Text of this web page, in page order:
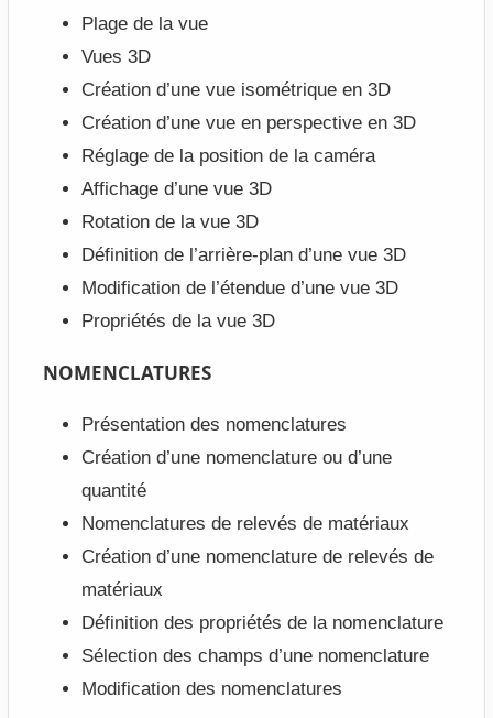
Plage de la vue
Vues 3D
Création d’une vue isométrique en 3D
Création d’une vue en perspective en 3D
Réglage de la position de la caméra
Affichage d’une vue 3D
Rotation de la vue 3D
Définition de l’arrière-plan d’une vue 3D
Modification de l’étendue d’une vue 3D
Propriétés de la vue 3D
NOMENCLATURES
Présentation des nomenclatures
Création d’une nomenclature ou d’une
quantité
Nomenclatures de relevés de matériaux
Création d’une nomenclature de relevés de
matériaux
Définition des propriétés de la nomenclature
Sélection des champs d’une nomenclature
Modification des nomenclatures